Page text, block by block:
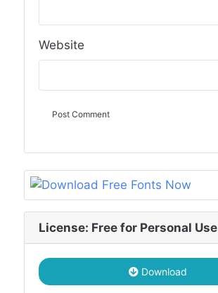
Website
License: Free for Personal Use
Download